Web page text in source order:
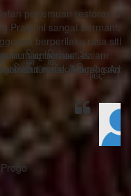
restorasi sosial
bermanfaat ada
rasa sithik
dalam
Adigang Adigung